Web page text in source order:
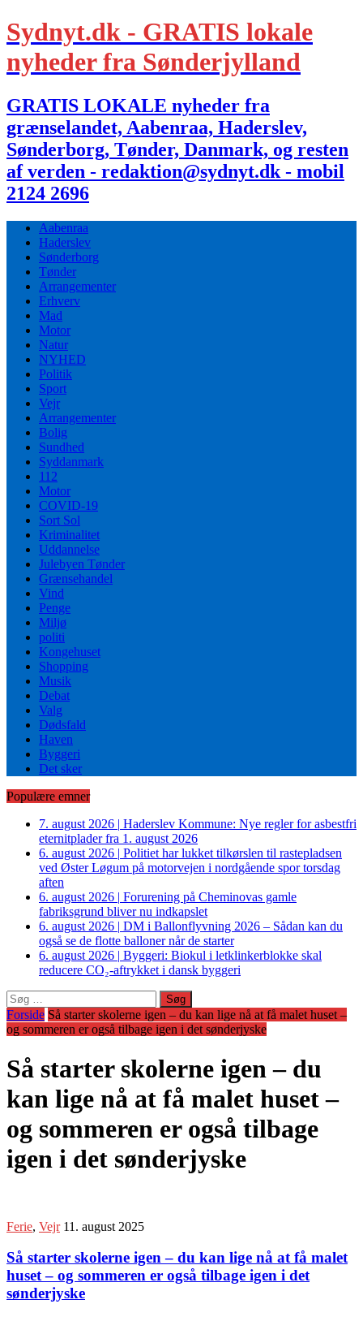
Sydnyt.dk - GRATIS lokale
nyheder fra Sønderjylland
GRATIS LOKALE nyheder fra
grænselandet, Aabenraa, Haderslev,
Sønderborg, Tønder, Danmark, og resten
af verden - redaktion@sydnyt.dk - mobil
2124 2696
Aabenraa
Haderslev
Sønderborg
Tønder
Arrangementer
Erhverv
Mad
Motor
Natur
NYHED
Politik
Sport
Vejr
Arrangementer
Bolig
Sundhed
Syddanmark
112
Motor
COVID-19
Sort Sol
Kriminalitet
Uddannelse
Julebyen Tønder
Grænsehandel
Vind
Penge
Miljø
politi
Kongehuset
Shopping
Musik
Debat
Valg
Dødsfald
Haven
Byggeri
Det sker
Populære emner
7. august 2026 | Haderslev Kommune: Nye regler for asbestfri
eternitplader fra 1. august 2026
6. august 2026 | Politiet har lukket tilkørslen til rastepladsen
ved Øster Løgum på motorvejen i nordgående spor torsdag
aften
6. august 2026 | Forurening på Cheminovas gamle
fabriksgrund bliver nu indkapslet
6. august 2026 | DM i Ballonflyvning 2026 – Sådan kan du
også se de flotte balloner når de starter
6. august 2026 | Byggeri: Biokul i letklinkerblokke skal
reducere CO₂-aftrykket i dansk byggeri
Søg
efter:
Forside Så starter skolerne igen – du kan lige nå at få malet huset –
og sommeren er også tilbage igen i det sønderjyske
Så starter skolerne igen – du
kan lige nå at få malet huset –
og sommeren er også tilbage
igen i det sønderjyske
Ferie, Vejr 11. august 2025
Så starter skolerne igen – du kan lige nå at få malet
huset – og sommeren er også tilbage igen i det
sønderjyske